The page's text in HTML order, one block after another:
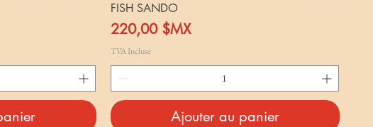
FISH SANDO
Prix
220,00 $MX
TVA Incluse
Ajouter au panier